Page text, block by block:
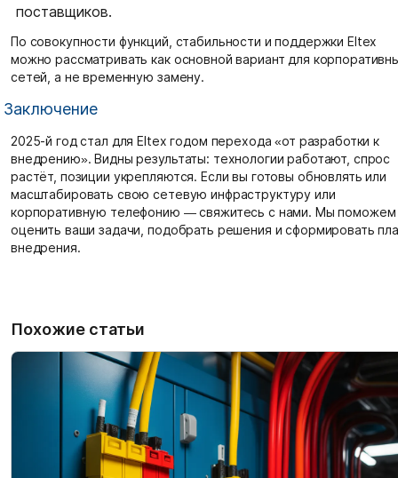
поставщиков.
По совокупности функций, стабильности и поддержки Eltex
можно рассматривать как основной вариант для
сетей, а не временную замену.
Заключение
2025-й год стал для Eltex годом перехода «от разработки к
внедрению». Видны результаты: технологии работают, спрос
растёт, позиции укрепляются. Если вы готовы обновлять или
масштабировать свою сетевую инфраструктуру или
корпоративную телефонию — свяжитесь с нами. Мы поможем
оценить ваши задачи, подобрать решения и сформировать
внедрения.
Похожие статьи